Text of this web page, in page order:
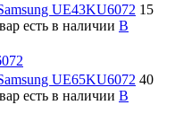
UE43KU6072 15
есть в наличии В
UE65KU6072 40
есть в наличии В